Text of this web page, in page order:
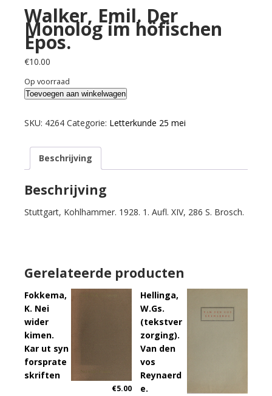
Walker, Emil. Der
Monolog im höfischen
Epos.
€10.00
Op voorraad
Walker,
Der
im
höfischen
Epos.
aantal
Toevoegen aan winkelwagen
SKU: 4264 Categorie: Letterkunde 25 mei
Beschrijving
Beschrijving
Stuttgart, Kohlhammer. 1928. 1. Aufl. XIV, 286 S. Brosch.
Gerelateerde producten
Fokkema,
K. Nei
wider
kimen.
Kar ut syn
forsprate
skriften
€5.00
Hellinga,
W.Gs.
(tekstver
zorging).
Van den
vos
Reynaerd
e.